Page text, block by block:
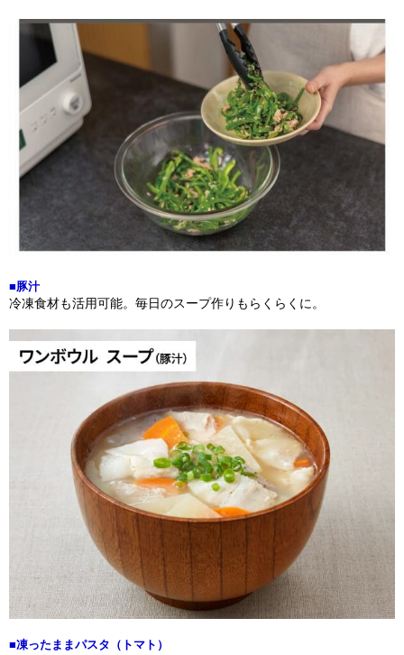
■豚汁
冷凍食材も活用可能。毎日のスープ作りもらくらくに。
■凍ったままパスタ（トマト）